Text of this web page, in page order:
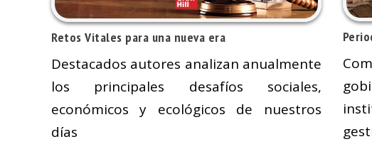
Retos Vitales para una nueva era
Destacados autores analizan anualmente
los principales desafíos sociales,
económicos y ecológicos de nuestros
días